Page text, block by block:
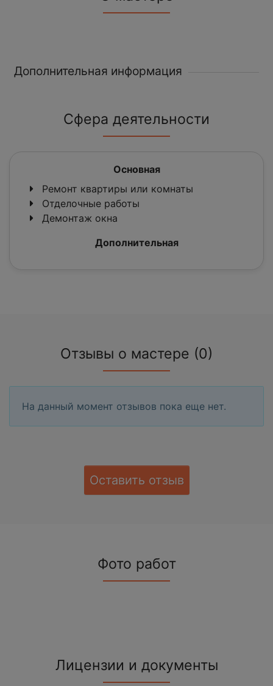
Дополнительная информация
Сфера деятельности
Основная
Ремонт квартиры или комнаты
Отделочные работы
Демонтаж окна
Дополнительная
Отзывы о мастере (0)
На данный момент отзывов пока еще нет.
Оставить отзыв
Фото работ
Лицензии и документы